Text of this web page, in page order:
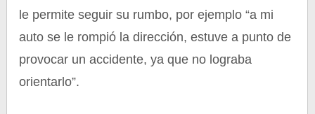
le permite seguir su rumbo, por ejemplo “a mi
auto se le rompió la dirección, estuve a punto de
provocar un accidente, ya que no lograba
orientarlo”.